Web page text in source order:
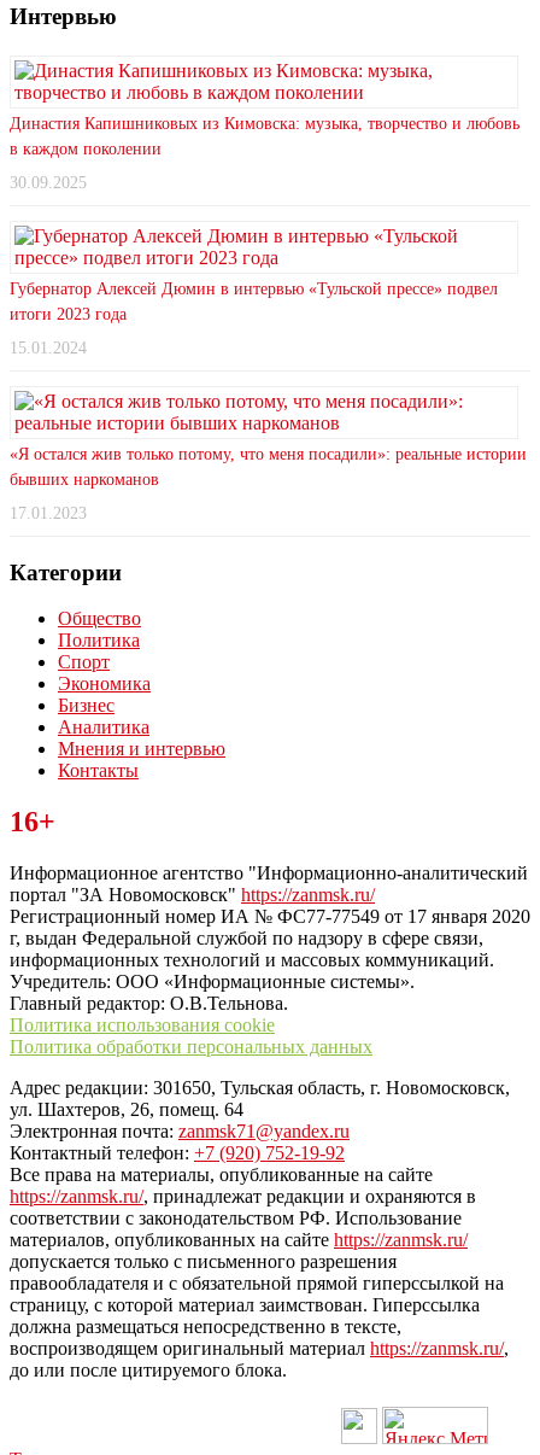
Интервью
Династия Капишниковых из Кимовска: музыка, творчество и любовь
в каждом поколении
30.09.2025
Губернатор Алексей Дюмин в интервью «Тульской прессе» подвел
итоги 2023 года
15.01.2024
«Я остался жив только потому, что меня посадили»: реальные истории
бывших наркоманов
17.01.2023
Категории
Общество
Политика
Спорт
Экономика
Бизнес
Аналитика
Мнения и интервью
Контакты
Читайте последние новости дня в Тульской области на сайте
“ЗаНовомосковск”
16+
Информационное агентство "Информационно-аналитический
портал "ЗА Новомосковск" https://zanmsk.ru/
Регистрационный номер ИА № ФС77-77549 от 17 января 2020
г, выдан Федеральной службой по надзору в сфере связи,
информационных технологий и массовых коммуникаций.
Учредитель: ООО «Информационные системы».
Главный редактор: О.В.Тельнова.
Политика использования cookie
Политика обработки персональных данных
Адрес редакции: 301650, Тульская область, г. Новомосковск,
ул. Шахтеров, 26, помещ. 64
Электронная почта: zanmsk71@yandex.ru
Контактный телефон: +7 (920) 752-19-92
Все права на материалы, опубликованные на сайте
https://zanmsk.ru/, принадлежат редакции и охраняются в
соответствии с законодательством РФ. Использование
материалов, опубликованных на сайте https://zanmsk.ru/
допускается только с письменного разрешения
правообладателя и с обязательной прямой гиперссылкой на
страницу, с которой материал заимствован. Гиперссылка
должна размещаться непосредственно в тексте,
воспроизводящем оригинальный материал https://zanmsk.ru/,
до или после цитируемого блока.